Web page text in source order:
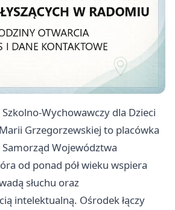
Wychowawczy dla Dzieci
Grzegorzewskiej to placówka
Województwa
od ponad pół wieku wspiera
słuchu oraz
intelektualną. Ośrodek łączy